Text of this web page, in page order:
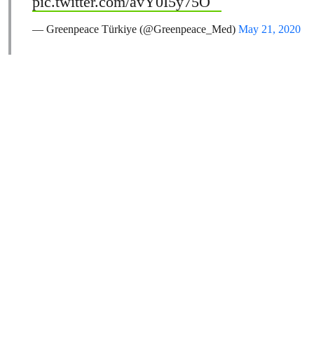
— Greenpeace Türkiye (@Greenpeace_Med) May 21, 2020